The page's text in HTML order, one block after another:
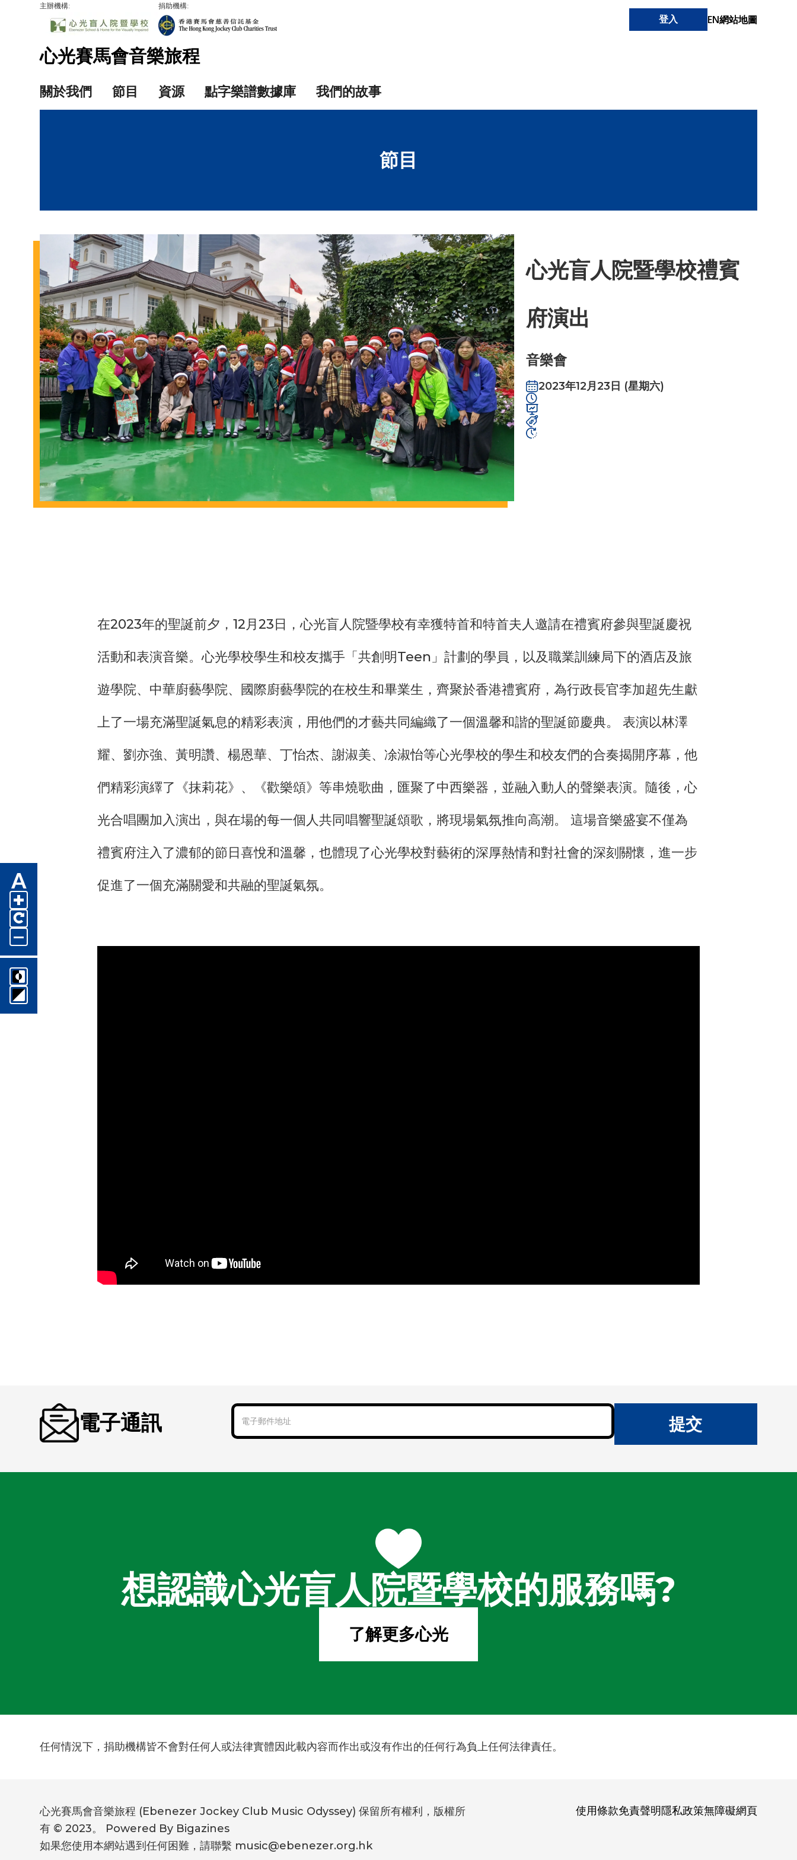
主辦機構: 捐助機構:
登入 EN網站地圖
心光賽馬會音樂旅程
關於我們 節目 資源 點字樂譜數據庫 我們的故事
節目
心光盲人院暨學校禮賓
府演出
音樂會
2023年12月23日 (星期六)
在2023年的聖誕前夕，12月23日，心光盲人院暨學校有幸獲特首和特首夫人邀請在禮賓府參與聖誕慶祝
活動和表演音樂。心光學校學生和校友攜手「共創明Teen」計劃的學員，以及職業訓練局下的酒店及旅
遊學院、中華廚藝學院、國際廚藝學院的在校生和畢業生，齊聚於香港禮賓府，為行政長官李加超先生獻
上了一場充滿聖誕氣息的精彩表演，用他們的才藝共同編織了一個溫馨和諧的聖誕節慶典。 表演以林澤
耀、劉亦強、黃明讚、楊恩華、丁怡杰、謝淑美、凃淑怡等心光學校的學生和校友們的合奏揭開序幕，他
們精彩演繹了《抹莉花》、《歡樂頌》等串燒歌曲，匯聚了中西樂器，並融入動人的聲樂表演。隨後，心
光合唱團加入演出，與在場的每一個人共同唱響聖誕頌歌，將現場氣氛推向高潮。 這場音樂盛宴不僅為
禮賓府注入了濃郁的節日喜悅和溫馨，也體現了心光學校對藝術的深厚熱情和對社會的深刻關懷，進一步
促進了一個充滿關愛和共融的聖誕氣氛。
電子通訊 提交
想認識心光盲人院暨學校的服務嗎?
了解更多心光
任何情況下，捐助機構皆不會對任何人或法律實體因此載內容而作出或沒有作出的任何行為負上任何法律責任。
心光賽馬會音樂旅程 (Ebenezer Jockey Club Music Odyssey) 保留所有權利，版權所
有 © 2023。 Powered By Bigazines
如果您使用本網站遇到任何困難，請聯繫 music@ebenezer.org.hk
使用條款免責聲明隱私政策無障礙網頁